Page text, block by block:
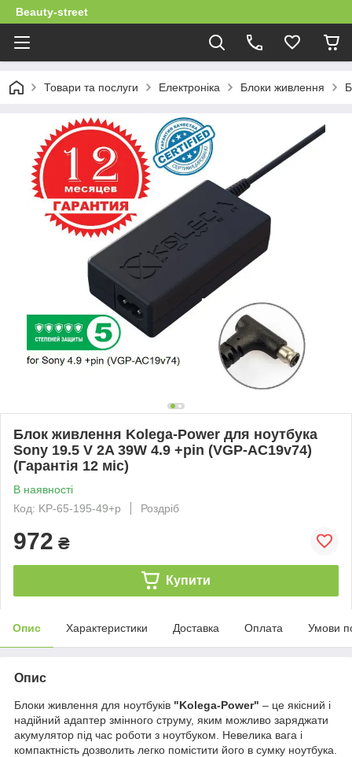
Beauty-street
Товари та послуги Електроніка Блоки живлення
Блок живлення Kolega-Power для ноутбука
Sony 19.5 V 2A 39W 4.9 +pin (VGP-AC19v74)
(Гарантія 12 міс)
В наявності
Код: KP-65-195-49+p
Роздріб
972 ₴
Купити
Опис Характеристики Доставка Оплата Умови
Опис
Блоки живлення для ноутбуків "Kolega-Power" – це якісний і
надійний адаптер змінного струму, яким можливо заряджати
акумулятор під час роботи з ноутбуком. Невелика вага і
компактність дозволить легко помістити його в сумку ноутбука.